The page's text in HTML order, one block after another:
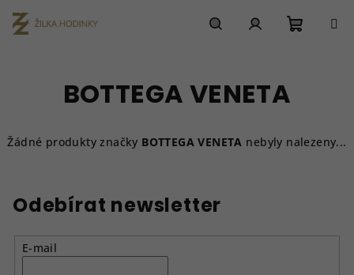
na
obsah
BOTTEGA VENETA
Žádné produkty značky BOTTEGA VENETA nebyly nalezeny...
Odebírat newsletter
E-mail